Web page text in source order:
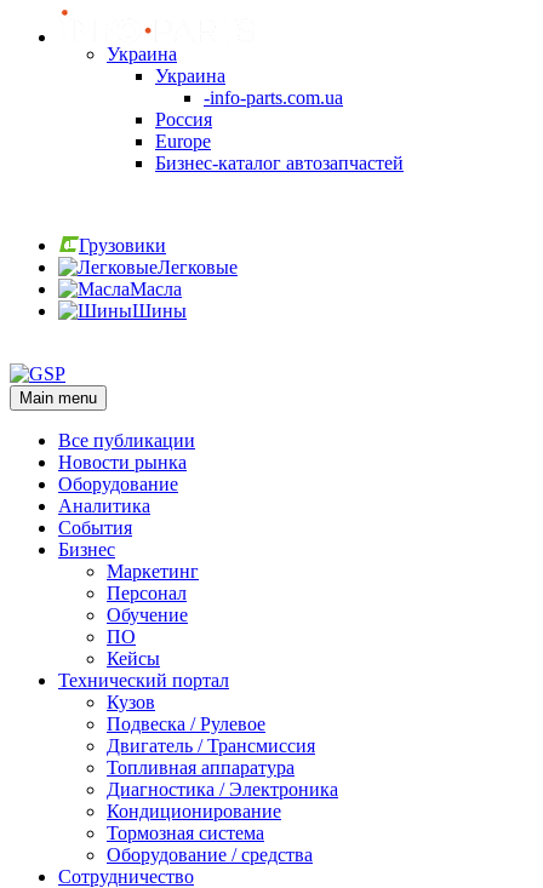
Украина
Украина
-info-parts.com.ua
Россия
Europe
Бизнес-каталог автозапчастей
Грузовики
Легковые
Масла
Шины
Main menu
Все публикации
Новости рынка
Оборудование
Аналитика
События
Бизнес
Маркетинг
Персонал
Обучение
ПО
Кейсы
Технический портал
Кузов
Подвеска / Рулевое
Двигатель / Трансмиссия
Топливная аппаратура
Диагностика / Электроника
Кондиционирование
Тормозная система
Оборудование / средства
Сотрудничество